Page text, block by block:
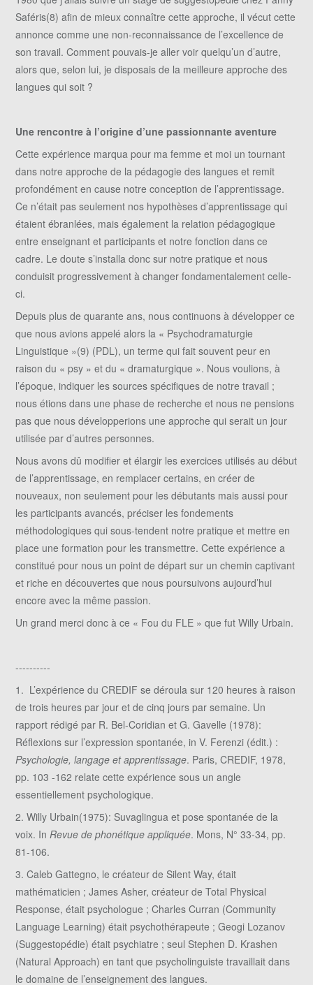
Saféris(8) afin de mieux connaître cette approche, il vécut cette
annonce comme une non-reconnaissance de l’excellence de
son travail. Comment pouvais-je aller voir quelqu’un d’autre,
alors que, selon lui, je disposais de la meilleure approche des
langues qui soit ?
Une rencontre à l’origine d’une passionnante aventure
Cette expérience marqua pour ma femme et moi un tournant
dans notre approche de la pédagogie des langues et remit
profondément en cause notre conception de l’apprentissage.
Ce n’était pas seulement nos hypothèses d’apprentissage qui
étaient ébranlées, mais également la relation pédagogique
entre enseignant et participants et notre fonction dans ce
cadre. Le doute s’installa donc sur notre pratique et nous
conduisit progressivement à changer fondamentalement celle-
ci.
Depuis plus de quarante ans, nous continuons à développer ce
que nous avions appelé alors la « Psychodramaturgie
Linguistique »(9) (PDL), un terme qui fait souvent peur en
raison du « psy » et du « dramaturgique ». Nous voulions, à
l’époque, indiquer les sources spécifiques de notre travail ;
nous étions dans une phase de recherche et nous ne pensions
pas que nous développerions une approche qui serait un jour
utilisée par d’autres personnes.
Nous avons dû modifier et élargir les exercices utilisés au début
de l’apprentissage, en remplacer certains, en créer de
nouveaux, non seulement pour les débutants mais aussi pour
les participants avancés, préciser les fondements
méthodologiques qui sous-tendent notre pratique et mettre en
place une formation pour les transmettre. Cette expérience a
constitué pour nous un point de départ sur un chemin captivant
et riche en découvertes que nous poursuivons aujourd’hui
encore avec la même passion.
Un grand merci donc à ce « Fou du FLE » que fut Willy Urbain.
----------
1. L’expérience du CREDIF se déroula sur 120 heures à raison
de trois heures par jour et de cinq jours par semaine. Un
rapport rédigé par R. Bel-Coridian et G. Gavelle (1978):
Réflexions sur l’expression spontanée, in V. Ferenzi (édit.) :
Psychologie, langage et apprentissage. Paris, CREDIF, 1978,
pp. 103 -162 relate cette expérience sous un angle
essentiellement psychologique.
2. Willy Urbain(1975): Suvaglingua et pose spontanée de la
voix. InRevue de phonétique appliquée. Mons, N° 33-34, pp.
81-106.
3. Caleb Gattegno, le créateur de Silent Way, était
mathématicien ; James Asher, créateur de Total Physical
Response, était psychologue ; Charles Curran (Community
Language Learning) était psychothérapeute ; Geogi Lozanov
(Suggestopédie) était psychiatre ; seul Stephen D. Krashen
(Natural Approach) en tant que psycholinguiste travaillait dans
le domaine de l’enseignement des langues.